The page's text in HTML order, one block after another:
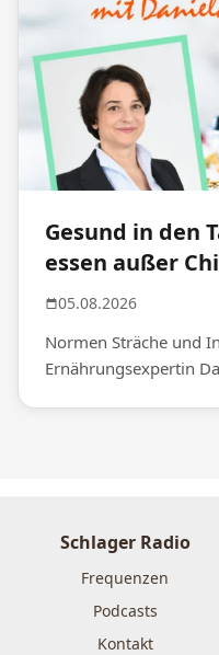
Gesund in den
essen außer
05.08.2026
Normen Sträche und
Ernährungsexpertin
Schlager Radio
Frequenzen
Podcasts
Kontakt